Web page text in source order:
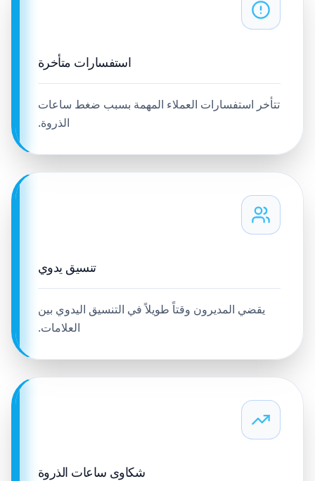
استفسارات متأخرة
تتأخر استفسارات العملاء المهمة بسبب ضغط ساعات
الذروة.
تنسيق يدوي
يقضي المديرون وقتاً طويلاً في التنسيق اليدوي بين
العلامات.
شكاوى ساعات الذروة